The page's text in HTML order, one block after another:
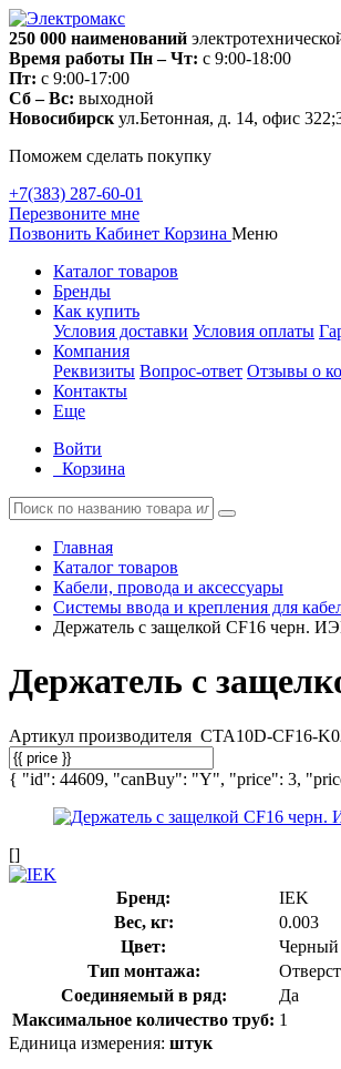
250 000 наименований
Время работы Пн – Чт: с 9:00-18:00
Пт: с 9:00-17:00
Сб – Вс: выходной
Новосибирск ул.Бетонная, д. 14, офис
Поможем сделать покупку
+7(383) 287-60-01
Перезвоните мне
Позвонить Кабинет Корзина Меню
Каталог товаров
Бренды
Как купить
Условия доставки Условия оплаты
Компания
Реквизиты Вопрос-ответ Отзывы о
Контакты
Еще
Войти
Корзина
Главная
Каталог товаров
Кабели, провода и аксессуары
Системы ввода и крепления для
Держатель с защелкой CF16 черн.
Держатель с
Артикул производителя CTA10D-CF16-
{ "id": 44609, "canBuy": "Y", "price": 3,
[]
Бренд:
IEK
Вес, кг:
0.003
Цвет:
Черный
Тип монтажа:
Соединяемый в ряд:
Да
Максимальное количество труб: 1
Единица измерения: штук